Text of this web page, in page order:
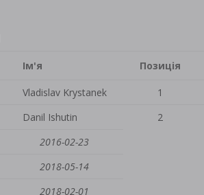
Ім'я Позиція
Vladislav Krystanek
1
Danil Ishutin
2
2016-02-23
2018-05-14
2018-02-01